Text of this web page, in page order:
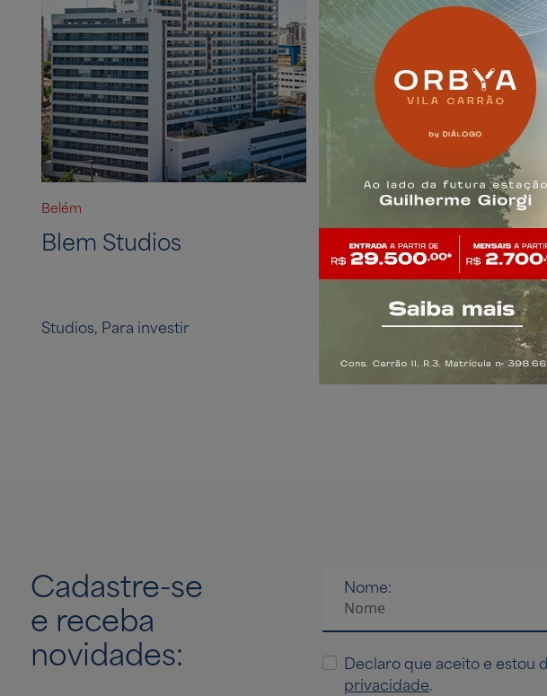
Belém
Blem Studios
Studios, Para investir
Brooklin
Retrato by Diálogo
Diálogo Mall, Comerciais, Para
400m do Metrô Brooklin
Cadastre-se
e receba
novidades:
Nome:
Declaro que aceito e estou
privacidade.